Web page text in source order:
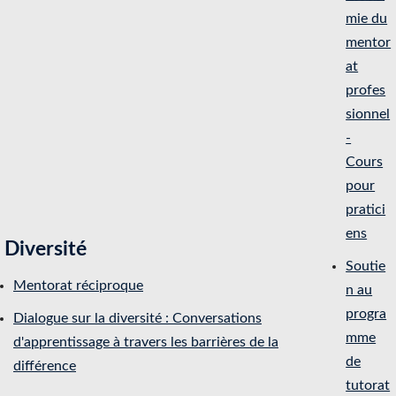
Diversité
Mentorat réciproque
Dialogue sur la diversité : Conversations
d'apprentissage à travers les barrières de la
différence
mie du
mentor
at
profes
sionnel
-
Cours
pour
pratici
ens
Soutie
n au
progra
mme
de
tutorat